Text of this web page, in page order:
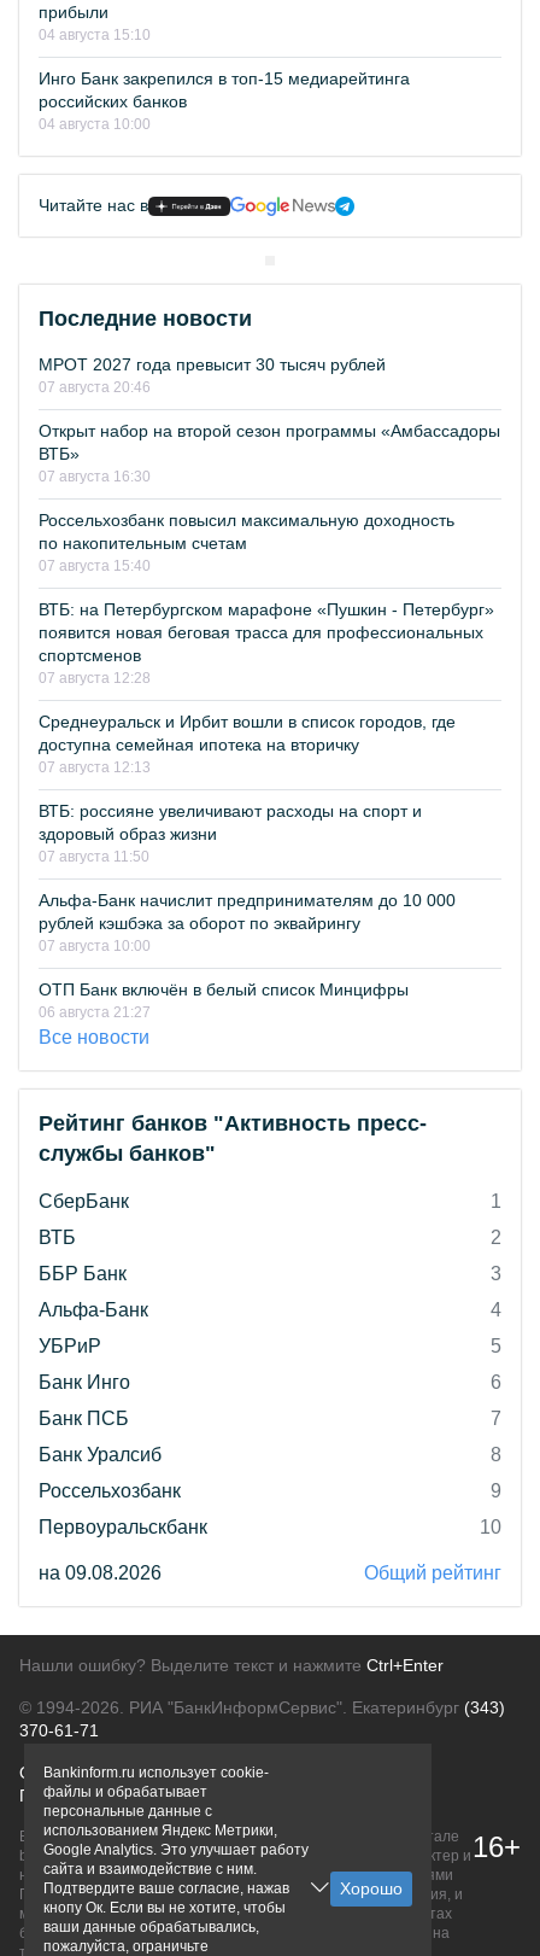
прибыли
04 августа 15:10
Инго Банк закрепился в топ-15 медиарейтинга
российских банков
04 августа 10:00
Читайте нас в
Последние новости
МРОТ 2027 года превысит 30 тысяч рублей
07 августа 20:46
Открыт набор на второй сезон программы «Амбассадоры
ВТБ»
07 августа 16:30
Россельхозбанк повысил максимальную доходность
по накопительным счетам
07 августа 15:40
ВТБ: на Петербургском марафоне «Пушкин - Петербург»
появится новая беговая трасса для профессиональных
спортсменов
07 августа 12:28
Среднеуральск и Ирбит вошли в список городов, где
доступна семейная ипотека на вторичку
07 августа 12:13
ВТБ: россияне увеличивают расходы на спорт и
здоровый образ жизни
07 августа 11:50
Альфа-Банк начислит предпринимателям до 10 000
рублей кэшбэка за оборот по эквайрингу
07 августа 10:00
ОТП Банк включён в белый список Минцифры
06 августа 21:27
Все новости
Рейтинг банков "Активность пресс-
службы банков"
СберБанк
1
ВТБ
2
ББР Банк
3
Альфа-Банк
4
УБРиР
5
Банк Инго
6
Банк ПСБ
7
Банк Уралсиб
8
Россельхозбанк
9
Первоуральскбанк
10
на 09.08.2026 Общий рейтинг
Нашли ошибку? Выделите текст и нажмите Ctrl+Enter
© 1994-2026. РИА "БанкИнформСервис". Екатеринбург (343)
370-61-71
О проектеПолитика конфиденциальности
Правовая информацияДля рекламодателей
Вся информация о продуктах банков, размещенная на портале
bankinform.ru, носит исключительно ознакомительный характер и
не является публичной офертой, определяемой положениями
ГК РФ. Информация не содержит точного и полного описания, и
может быть изменена. Конечные условия уточняйте на сайтах
банков или при личном обращении. Исключительное право на
товарные знаки принадлежит их правообладателям.
16+
Bankinform.ru использует cookie-
файлы и обрабатывает
персональные данные с
использованием Яндекс Метрики,
Google Analytics. Это улучшает работу
сайта и взаимодействие с ним.
Подтвердите ваше согласие, нажав
кнопу Ок. Если вы не хотите, чтобы
ваши данные обрабатывались,
пожалуйста, ограничьте